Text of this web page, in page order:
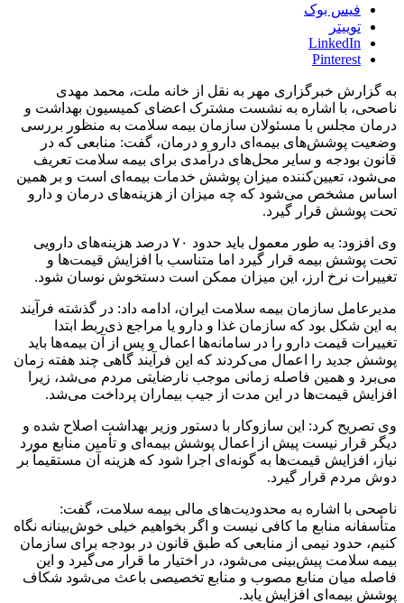
فیس بوک
توییتر
LinkedIn
Pinterest
به گزارش خبرگزاری مهر به نقل از خانه ملت، محمد مهدی
ناصحی، با اشاره به نشست مشترک اعضای کمیسیون بهداشت و
درمان مجلس با مسئولان سازمان بیمه سلامت به منظور بررسی
وضعیت پوشش‌های بیمه‌ای دارو و درمان، گفت: منابعی که در
قانون بودجه و سایر محل‌های درآمدی برای بیمه سلامت تعریف
می‌شود، تعیین‌کننده میزان پوشش خدمات بیمه‌ای است و بر همین
اساس مشخص می‌شود که چه میزان از هزینه‌های درمان و دارو
تحت پوشش قرار گیرد.
وی افزود: به طور معمول باید حدود ۷۰ درصد هزینه‌های دارویی
تحت پوشش بیمه قرار گیرد اما متناسب با افزایش قیمت‌ها و
تغییرات نرخ ارز، این میزان ممکن است دستخوش نوسان شود.
مدیرعامل سازمان بیمه سلامت ایران، ادامه داد: در گذشته فرآیند
به این شکل بود که سازمان غذا و دارو یا مراجع ذی‌ربط ابتدا
تغییرات قیمت دارو را در سامانه‌ها اعمال و پس از آن بیمه‌ها باید
پوشش جدید را اعمال می‌کردند که این فرآیند گاهی چند هفته زمان
می‌برد و همین فاصله زمانی موجب نارضایتی مردم می‌شد، زیرا
افزایش قیمت‌ها در این مدت از جیب بیماران پرداخت می‌شد.
وی تصریح کرد: این سازوکار با دستور وزیر بهداشت اصلاح شده و
دیگر قرار نیست پیش از اعمال پوشش بیمه‌ای و تأمین منابع مورد
نیاز، افزایش قیمت‌ها به گونه‌ای اجرا شود که هزینه آن مستقیماً بر
دوش مردم قرار گیرد.
ناصحی با اشاره به محدودیت‌های مالی بیمه سلامت، گفت:
متأسفانه منابع ما کافی نیست و اگر بخواهیم خیلی خوش‌بینانه نگاه
کنیم، حدود نیمی از منابعی که طبق قانون در بودجه برای سازمان
بیمه سلامت پیش‌بینی می‌شود، در اختیار ما قرار می‌گیرد و این
فاصله میان منابع مصوب و منابع تخصیصی باعث می‌شود شکاف
پوشش بیمه‌ای افزایش یابد.